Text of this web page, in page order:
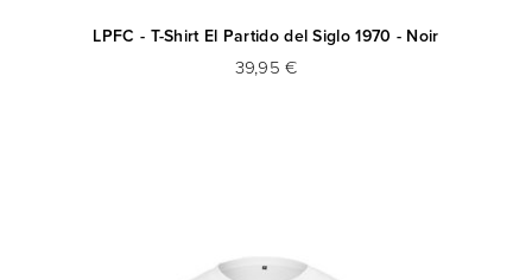
LPFC - T-Shirt El Partido del Siglo 1970 - Noir
39,95 €